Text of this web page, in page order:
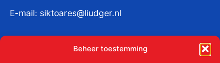
Beheer toestemming
E-mail: siktoares@liudger.nl